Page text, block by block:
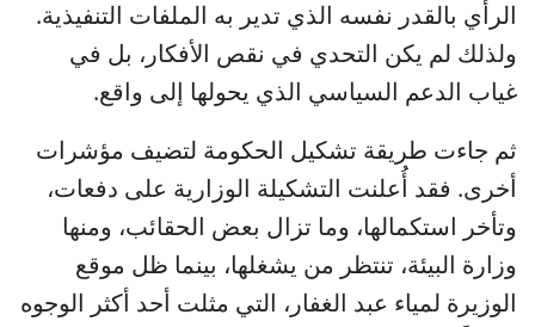
الرأي بالقدر نفسه الذي تدير به الملفات التنفيذية.
ولذلك لم يكن التحدي في نقص الأفكار، بل في
غياب الدعم السياسي الذي يحولها إلى واقع.
ثم جاءت طريقة تشكيل الحكومة لتضيف مؤشرات
أخرى. فقد أُعلنت التشكيلة الوزارية على دفعات،
وتأخر استكمالها، وما تزال بعض الحقائب، ومنها
وزارة البيئة، تنتظر من يشغلها، بينما ظل موقع
الوزيرة لمياء عبد الغفار، التي مثلت أحد أكثر الوجوه